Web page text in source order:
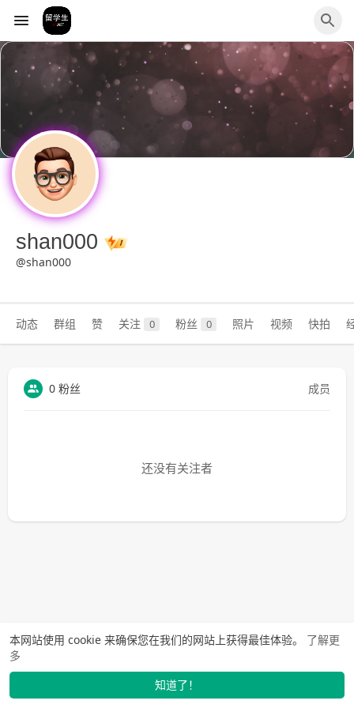
本网站使用 cookie 来确保您在我们的网站上获得最佳体验。 了解更
多
知道了！
shan000
@shan000
动态 群组 赞 关注 0 粉丝 0 照片 视频 快拍
0 粉丝 成员
还没有关注者
发布